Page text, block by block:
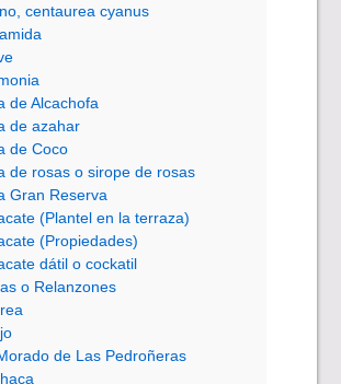
centaurea cyanus
de Alcachofa
de azahar
de Coco
de rosas o sirope de rosas
Gran Reserva
(Plantel en la terraza)
(Propiedades)
dátil o cockatil
o Relanzones
de Las Pedroñeras